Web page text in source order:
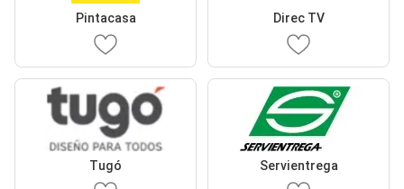
Pintacasa Direc TV
Tugó Servientrega